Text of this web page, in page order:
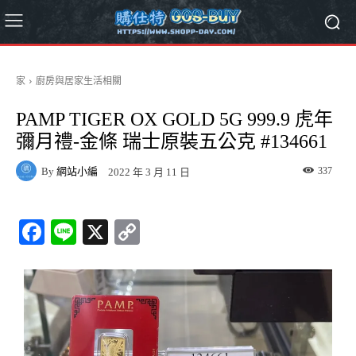
家 廚房與居家生活相關
PAMP TIGER OX GOLD 5G 999.9 虎年
彌月禮-金條 瑞士原裝五公克 #134661
By 網站小編 2022 年 3 月 11 日 337
Fa
bo
ok
Li
X
y
Li
nk